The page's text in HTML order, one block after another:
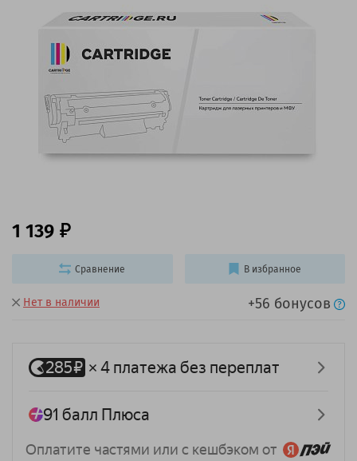
Нет в наличии +56 бонусов
1 139
Сравнение В избранное